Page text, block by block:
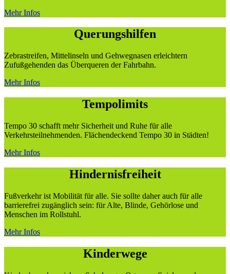
Mehr Infos
Querungshilfen
Zebrastreifen, Mittelinseln und Gehwegnasen erleichtern
Zufußgehenden das Überqueren der Fahrbahn.
Mehr Infos
Tempolimits
Tempo 30 schafft mehr Sicherheit und Ruhe für alle
Verkehrsteilnehmenden. Flächendeckend Tempo 30 in Städten!
Mehr Infos
Hindernisfreiheit
Fußverkehr ist Mobilität für alle. Sie sollte daher auch für alle
barrierefrei zugänglich sein: für Alte, Blinde, Gehörlose und
Menschen im Rollstuhl.
Mehr Infos
Kinderwege